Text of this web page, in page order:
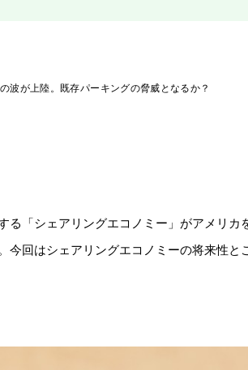
波が上陸。既存パーキングの脅威となるか？
る「シェアリングエコノミー」がアメリ
今回はシェアリングエコノミーの将来性